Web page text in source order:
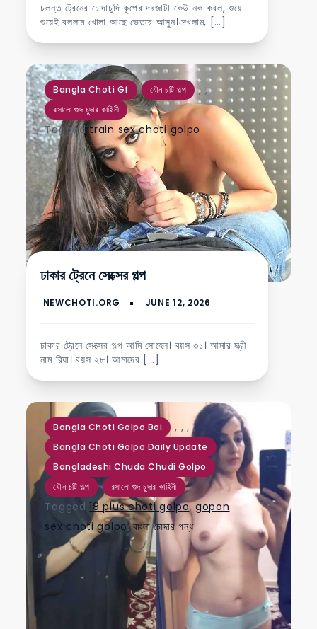
চলন্ত ট্রেনের চোদাচুদি কুপের দরজাটা কেউ নক করল, শুয়ে
শুয়েই বললাম খোলা আছে ভেতরে আসুন।দেখলাম, […]
Bangla Choti Gf ,
যৌন চটি গল্প ,
রসালো গুদ চুদার কাহিনী
Taggedtrain sex choti golpo
ঢাকার ট্রেনে সেক্সের গল্প
ঢাকার ট্রেনে সেক্সের গল্প আমি সোহেল। বয়স ৩১। আমার স্ত্রী
নাম রিয়া। বয়স ২৮। আমাদের […]
Bangla Choti Golpo Boi ,
Bangla Choti Golpo Daily Update
,
Bangladeshi Chuda Chudi Golpo
,
যৌন চটি গল্প
,
রসালো গুদ চুদার কাহিনী
Tagged18 plus choti golpo,gopon
sex choti golpo,বাংলা চোদার গন্ধ